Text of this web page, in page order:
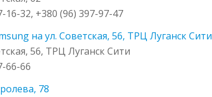
16-32, +380 (96) 397-97-47
на ул. Советская, 56, ТРЦ Луганск Сити
56, ТРЦ Луганск Сити
66-66
78